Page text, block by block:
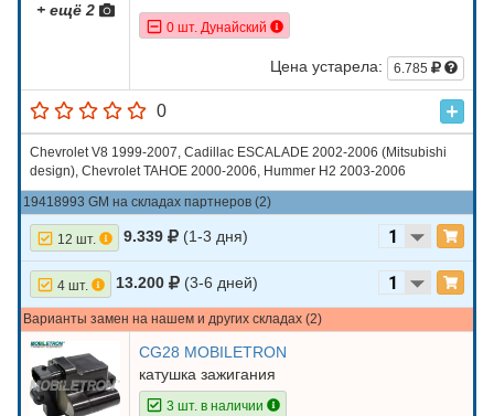
+ ещё 2
0 шт. Дунайский
Цена устарела: 6.785
0
Chevrolet V8 1999-2007, Cadillac ESCALADE 2002-2006 (Mitsubishi
design), Chevrolet TAHOE 2000-2006, Hummer H2 2003-2006
19418993 GM на складах партнеров (2)
12 шт. 9.339 (1-3 дня)
4 шт. 13.200 (3-6 дней)
Варианты замен на нашем и других складах (2)
CG28 MOBILETRON
катушка зажигания
3 шт. в наличии